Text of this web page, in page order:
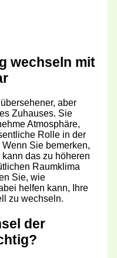
wechseln mit
aber
Zuhauses. Sie
Atmosphäre,
Rolle in der
Sie bemerken,
das zu höheren
Raumklima
Sie, wie
helfen kann, Ihre
zu wechseln.
der